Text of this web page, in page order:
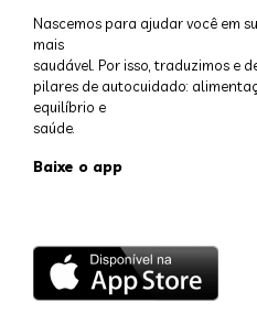
Nascemos para ajudar você em
mais
saudável. Por isso, traduzimos e
pilares de autocuidado:
equilíbrio e
saúde.
Baixe o app